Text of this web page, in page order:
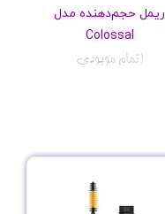
ریمل حجم‌دهنده مدل
Colossal
اتمام موجودی